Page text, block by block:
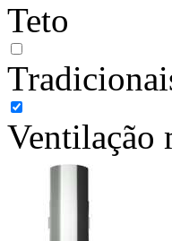
Teto
Ventilação